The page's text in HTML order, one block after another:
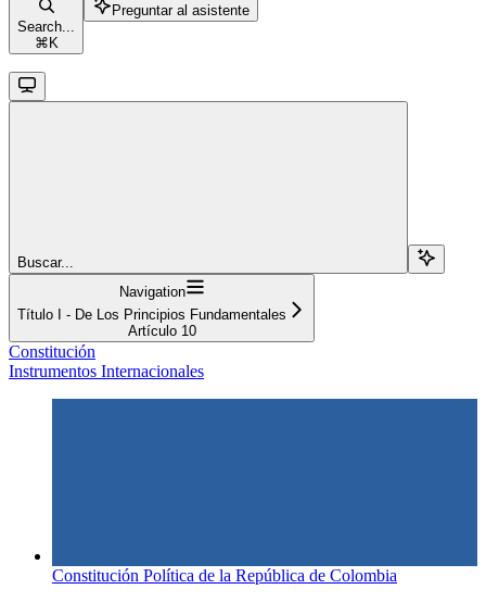
Search...
⌘ K
Preguntar al asistente
Buscar...
Navigation
Título I - De Los Principios Fundamentales
Artículo 10
Constitución
Instrumentos Internacionales
Constitución Política de la República de Colombia